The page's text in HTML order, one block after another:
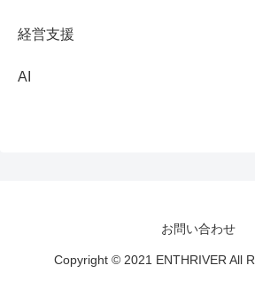
経営支援
AI
お問い合わせ
Copyright © 2021 ENTHRIVER All